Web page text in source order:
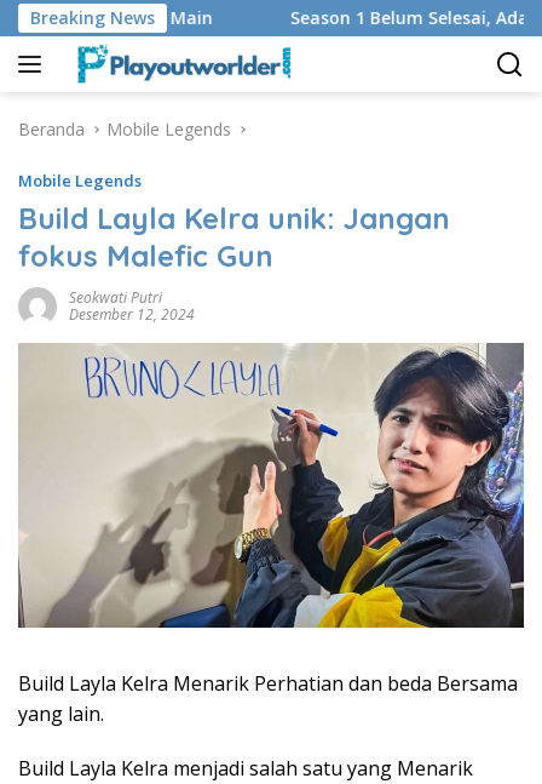
Langsung
ke
konten
Breaking News
Regu yang Main Season 1 Belum Selesai,
Beranda Mobile Legends
Mobile Legends
Build Layla Kelra unik: Jangan
fokus Malefic Gun
Seokwati Putri
Desember 12, 2024
Build Layla Kelra Menarik Perhatian dan beda Bersama
yang lain.
Build Layla Kelra menjadi salah satu yang Menarik